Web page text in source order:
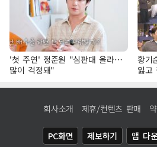
'첫 주연' 정준원 "심판대 올라…
많이 걱정돼"
황기
잃고
회사소개 제휴/컨텐츠 판매
PC화면 제보하기 앱 다